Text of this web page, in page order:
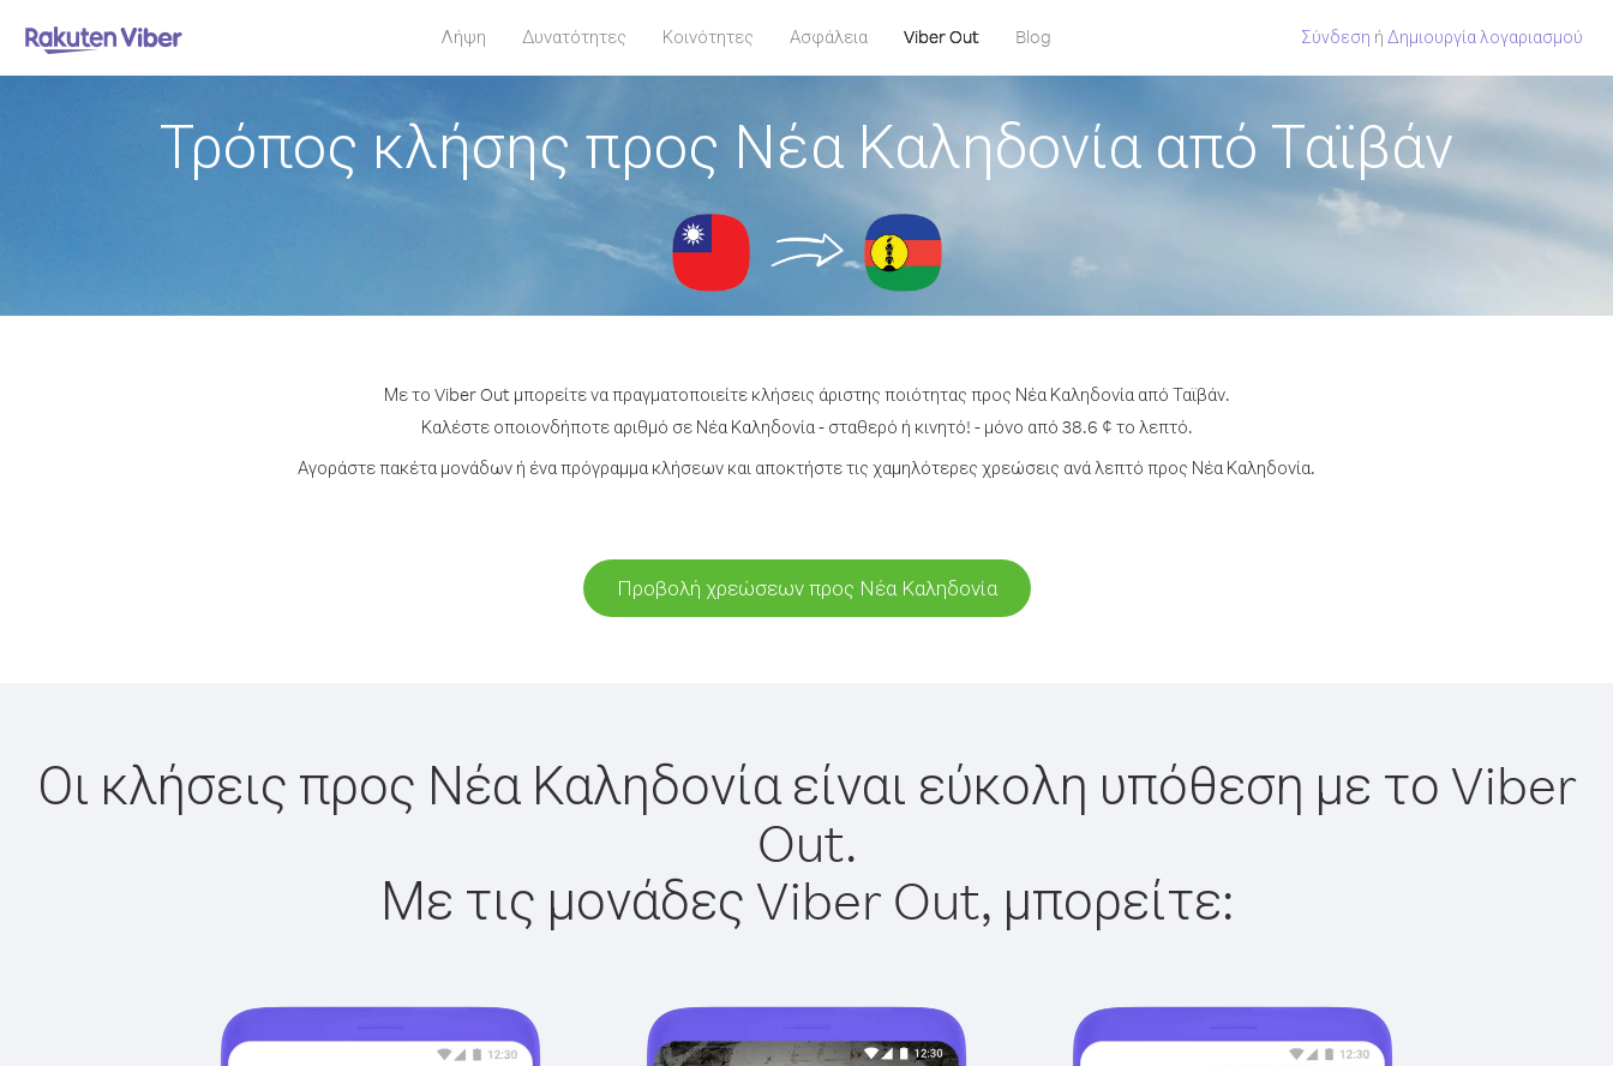
Λήψη Δυνατότητες Κοινότητες Ασφάλεια Viber Out Blog Σύνδεση ή Δημιουργία λογαριασμού
Τρόπος κλήσης προς Νέα Καληδονία από Ταϊβάν
Με το Viber Out μπορείτε να πραγματοποιείτε κλήσεις άριστης ποιότητας προς Νέα Καληδονία από Ταϊβάν.
Καλέστε οποιονδήποτε αριθμό σε Νέα Καληδονία - σταθερό ή κινητό! - μόνο από 38.6 ¢ το λεπτό.
Αγοράστε πακέτα μονάδων ή ένα πρόγραμμα κλήσεων και αποκτήστε τις χαμηλότερες χρεώσεις ανά λεπτό προς Νέα Καληδονία.
Προβολή χρεώσεων προς Νέα Καληδονία
Οι κλήσεις προς Νέα Καληδονία είναι εύκολη υπόθεση με το Viber
Out.
Με τις μονάδες Viber Out, μπορείτε: